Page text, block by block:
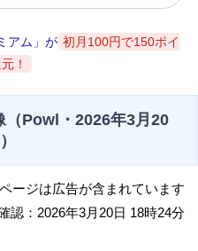
アム」が 初月100円で150ポイ
！
（Powl・2026年3月20
ージは広告が含まれています
認：2026年3月20日 18時24分